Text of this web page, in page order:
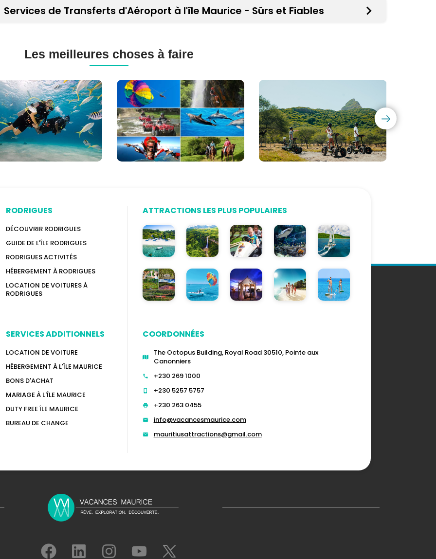
Services de Transferts d'Aéroport à l'île Maurice - Sûrs et Fiables
Les meilleures choses à faire
Excursions
à
l'île
Maurice
(120+
options)
Excursions
l'Île
Maurice
RODRIGUES
DÉCOUVRIR RODRIGUES
GUIDE DE L'ÎLE RODRIGUES
RODRIGUES ACTIVITÉS
HÉBERGEMENT À RODRIGUES
LOCATION DE VOITURES À
RODRIGUES
SERVICES ADDITIONNELS
LOCATION DE VOITURE
HÉBERGEMENT À L'ÎLE MAURICE
BONS D'ACHAT
MARIAGE À L'ÎLE MAURICE
DUTY FREE ÎLE MAURICE
BUREAU DE CHANGE
ATTRACTIONS LES PLUS POPULAIRES
COORDONNÉES
The Octopus Building, Royal Road 30510, Pointe aux
Canonniers
+230 269 1000
+230 5257 5757
+230 263 0455
info@vacancesmaurice.com
mauritiusattractions@gmail.com